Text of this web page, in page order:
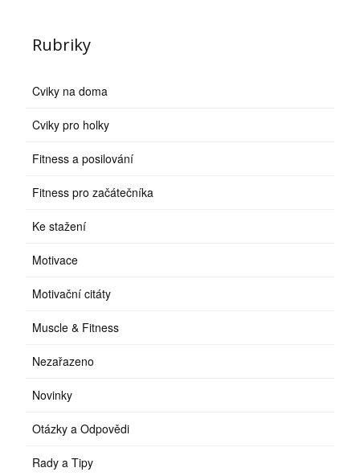
Rubriky
Cviky na doma
Cviky pro holky
Fitness a posilování
Fitness pro začátečníka
Ke stažení
Motivace
Motivační citáty
Muscle & Fitness
Nezařazeno
Novinky
Otázky a Odpovědi
Rady a Tipy